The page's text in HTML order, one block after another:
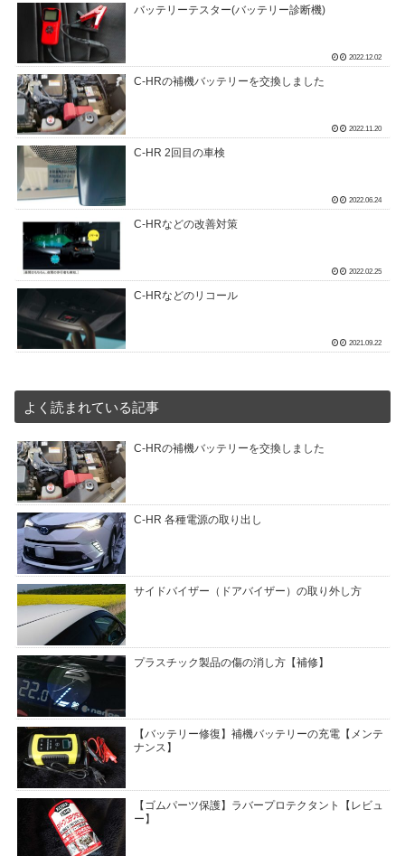
バッテリーテスター(バッテリー診断機)
2022.12.02
C-HRの補機バッテリーを交換しました
2022.11.20
C-HR 2回目の車検
2022.06.24
C-HRなどの改善対策
2022.02.25
C-HRなどのリコール
2021.09.22
よく読まれている記事
C-HRの補機バッテリーを交換しました
C-HR 各種電源の取り出し
サイドバイザー（ドアバイザー）の取り外し方
プラスチック製品の傷の消し方【補修】
【バッテリー修復】補機バッテリーの充電【メンテ
ナンス】
【ゴムパーツ保護】ラバープロテクタント【レビュ
ー】